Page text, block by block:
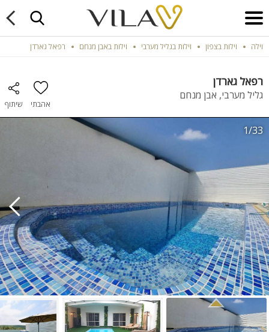
וילה וילות בצפון וילות בגליל מערבי וילות באבן מנחם רפאל גארדן
רפאל גארדן
גליל מערבי, אבן מנחם
אהבתי שיתוף
1/33